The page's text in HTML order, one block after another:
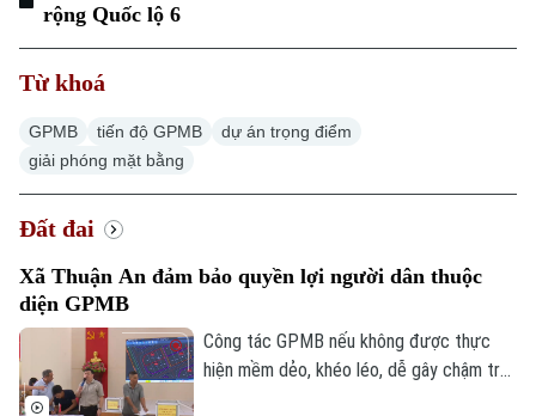
rộng Quốc lộ 6
Từ khoá
GPMB tiến độ GPMB
dự án trọng điểm
giải phóng mặt bằng
Đất đai
Xã Thuận An đảm bảo quyền lợi người dân thuộc
diện GPMB
Công tác GPMB nếu không được thực
hiện mềm dẻo, khéo léo, dễ gây chậm trễ,